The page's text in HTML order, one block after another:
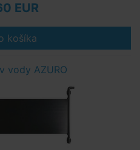
EUR
košíka
vody AZURO